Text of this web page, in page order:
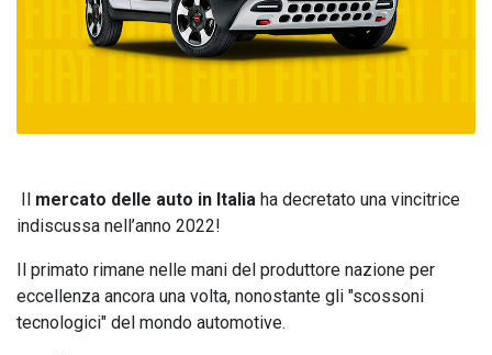
Il mercato delle auto in Italia ha decretato una vincitrice
indiscussa nell’anno 2022!
Il primato rimane nelle mani del produttore nazione per
eccellenza ancora una volta, nonostante gli "scossoni
tecnologici" del mondo automotive.